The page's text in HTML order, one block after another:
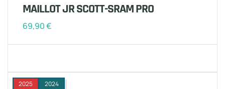
MAILLOT JR SCOTT-SRAM PRO
69,90€
2025 2024